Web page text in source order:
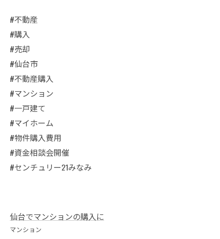
#不動産
#購入
#売却
#仙台市
#不動産購入
#マンション
#一戸建て
#マイホーム
#物件購入費用
#資金相談会開催
#センチュリー21みなみ
仙台でマンションの購入に
マンション